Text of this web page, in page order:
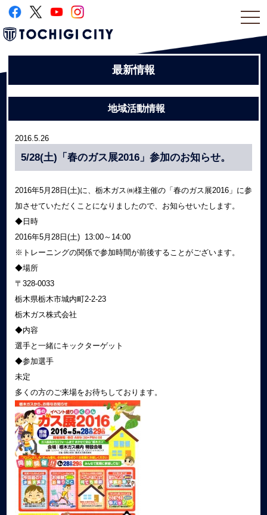
最新情報
地域活動情報
2016.5.26
5/28(土)「春のガス展2016」参加のお知らせ。
2016年5月28日(土)に、栃木ガス㈱様主催の「春のガス展2016」に参
加させていただくことになりましたので、お知らせいたします。
◆日時
2016年5月28日(土) 13:00～14:00
※トレーニングの関係で参加時間が前後することがございます。
◆場所
〒328-0033
栃木県栃木市城内町2-2-23
栃木ガス株式会社
◆内容
選手と一緒にキックターゲット
◆参加選手
未定
多くの方のご来場をお待ちしております。